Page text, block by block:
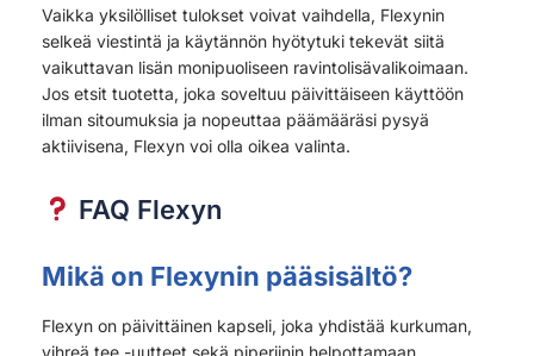
Vaikka yksilölliset tulokset voivat vaihdella, Flexynin
selkeä viestintä ja käytännön hyötytuki tekevät siitä
vaikuttavan lisän monipuoliseen ravintolisävalikoimaan.
Jos etsit tuotetta, joka soveltuu päivittäiseen käyttöön
ilman sitoumuksia ja nopeuttaa päämääräsi pysyä
aktiivisena, Flexyn voi olla oikea valinta.
FAQ Flexyn
Mikä on Flexynin pääsisältö?
Flexyn on päivittäinen kapseli, joka yhdistää kurkuman,
vihreä tee -uutteet sekä piperiinin helpottamaan